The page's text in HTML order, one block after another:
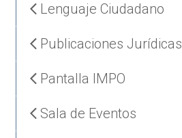
Lenguaje Ciudadano
Publicaciones Jurídicas
Pantalla IMPO
Sala de Eventos